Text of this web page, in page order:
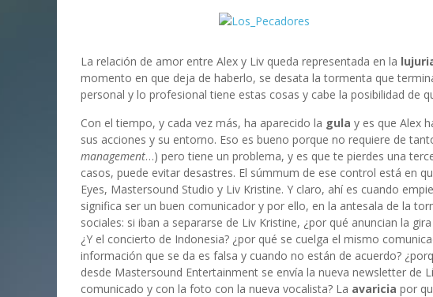
La relación de amor entre Alex y Liv queda representada en la
momento en que deja de haberlo, se desata la tormenta que
personal y lo profesional tiene estas cosas y cabe la posibilidad de
Con el tiempo, y cada vez más, ha aparecido la gula y es que Alex
sus acciones y su entorno. Eso es bueno porque no requiere de
management…) pero tiene un problema, y es que te pierdes una
casos, puede evitar desastres. El súmmum de ese control está en
Eyes, Mastersound Studio y Liv Kristine. Y claro, ahí es cuando
significa ser un buen comunicador y por ello, en la antesala de la
sociales: si iban a separarse de Liv Kristine, ¿por qué anuncian la
¿Y el concierto de Indonesia? ¿por qué se cuelga el mismo
información que se da es falsa y cuando no están de acuerdo?
desde Mastersound Entertainment se envía la nueva newsletter de
comunicado y con la foto con la nueva vocalista? La avaricia por